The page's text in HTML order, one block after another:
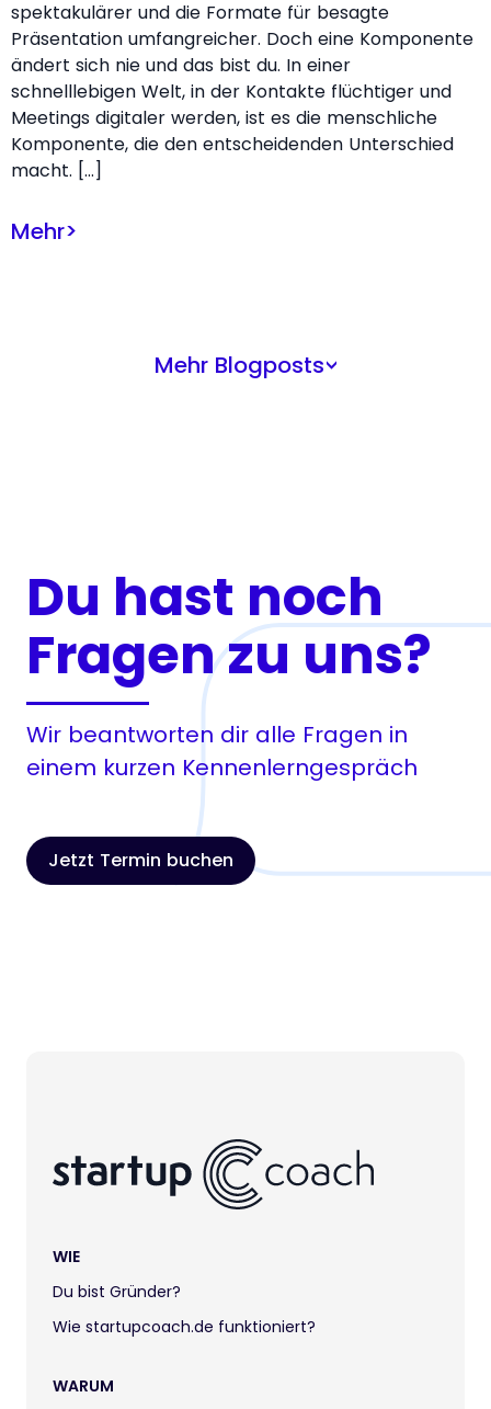
spektakulärer und die Formate für besagte
Präsentation umfangreicher. Doch eine Komponente
ändert sich nie und das bist du. In einer
schnelllebigen Welt, in der Kontakte flüchtiger und
Meetings digitaler werden, ist es die menschliche
Komponente, die den entscheidenden Unterschied
macht. […]
Mehr>
Mehr Blogposts>
Du hast noch
Fragen zu uns?
Wir beantworten dir alle Fragen in
einem kurzen Kennenlerngespräch
Jetzt Termin buchen
WIE
Du bist Gründer?
Wie startupcoach.de funktioniert?
WARUM